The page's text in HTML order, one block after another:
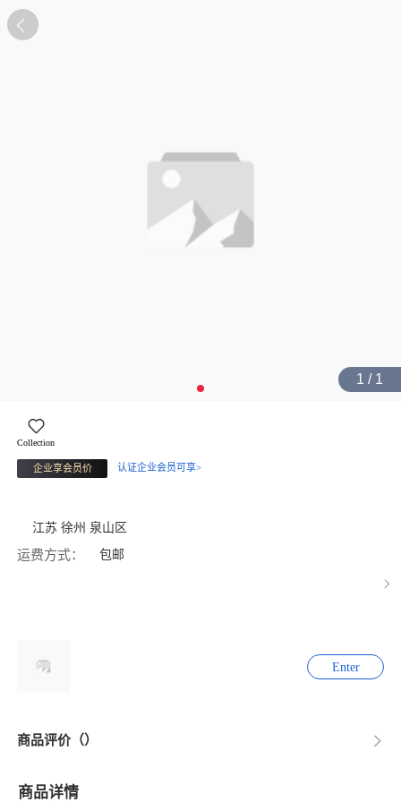
1 / 1
Collection
企业享会员价 认证企业会员可享>
江苏 徐州 泉山区
运费方式： 包邮
Enter
商品评价（）
商品详情